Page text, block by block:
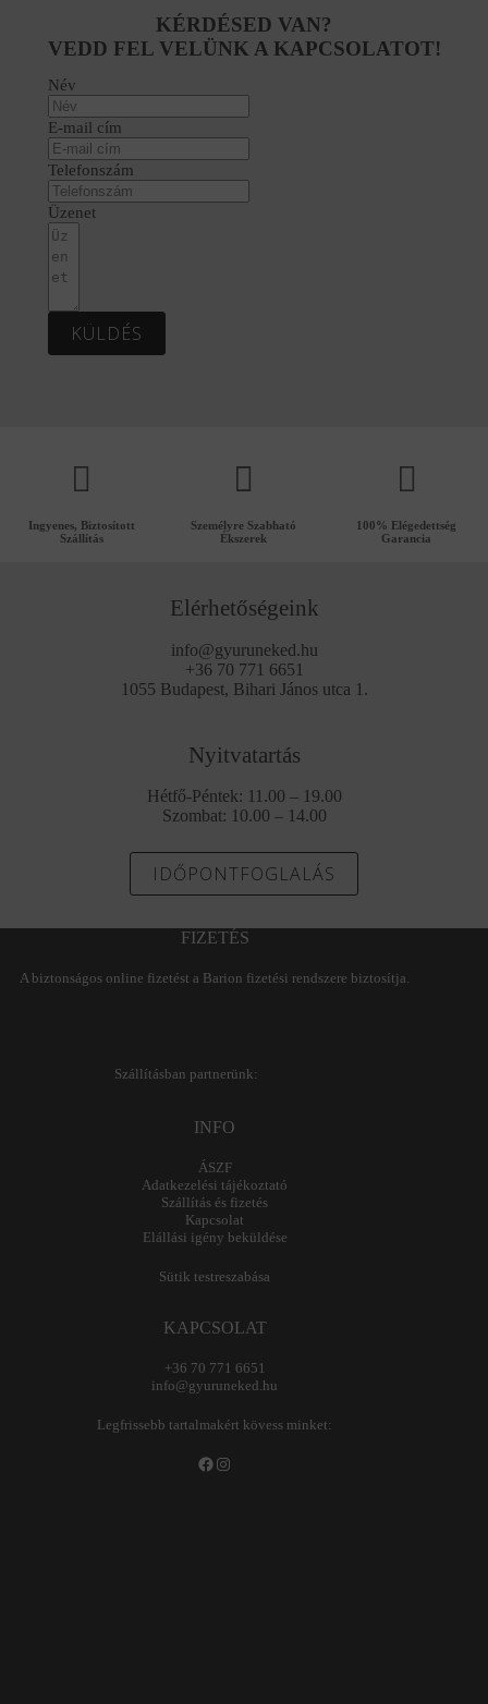
KÉRDÉSED VAN?
VEDD FEL VELÜNK A KAPCSOLATOT!
Név
E-mail cím
Telefonszám
Üzenet
KÜLDÉS
Ingyenes, Biztosított
Szállítás
Személyre Szabható
Ékszerek
100% Elégedettség
Garancia
Elérhetőségeink
info@gyuruneked.hu
+36 70 771 6651
1055 Budapest, Bihari János utca 1.
Nyitvatartás
Hétfő-Péntek: 11.00 – 19.00
Szombat: 10.00 – 14.00
IDŐPONTFOGLALÁS
FIZETÉS
A biztonságos online fizetést a Barion fizetési rendszere biztosítja.
Szállításban partnerünk:
INFO
ÁSZF
Adatkezelési tájékoztató
Szállítás és fizetés
Kapcsolat
Elállási igény beküldése
Sütik testreszabása
KAPCSOLAT
+36 70 771 6651
info@gyuruneked.hu
Legfrissebb tartalmakért kövess minket:
Facebook
Instagram